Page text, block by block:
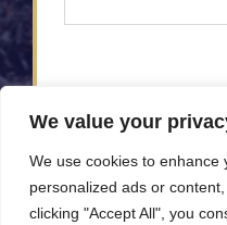
We value your
We use cookies to
personalized ads or
clicking "Accept All", you